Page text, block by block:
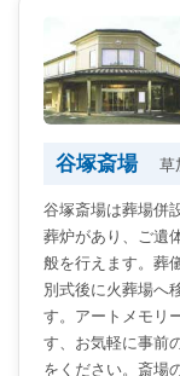
谷塚斎場 草
谷塚斎場は葬場併
葬炉があり、ご遺
般を行えます。葬
別式後に火葬場へ
す。アートメモリ
す、お気軽に事前
をください。斎場